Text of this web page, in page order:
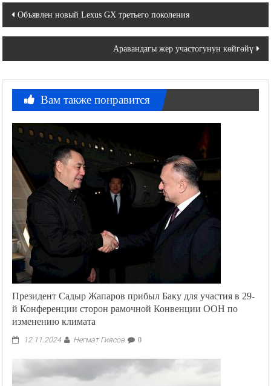
Навигация
по
Объявлен новый Lexus GX третьего поколения
Аравандагы жер участогунун көйгөйү
Вам также понравится
Президент Садыр Жапаров прибыл Баку для участия в 29-
й Конференции сторон рамочной Конвенции ООН по
изменению климата
12.11.2024 Негмат Гиясов 0